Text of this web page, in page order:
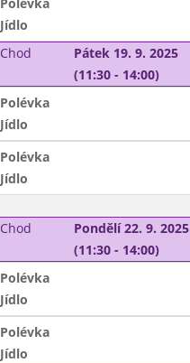
Jídlo
Chod
Pátek 19. 9. 2025
(11:30 - 14:00)
Polévka
Jídlo
Polévka
Jídlo
Chod
Pondělí 22. 9. 2025
(11:30 - 14:00)
Polévka
Jídlo
Polévka
Jídlo